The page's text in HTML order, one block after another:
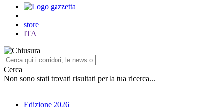
store
ITA
Cerca
Non sono stati trovati risultati per la tua ricerca...
Edizione 2026